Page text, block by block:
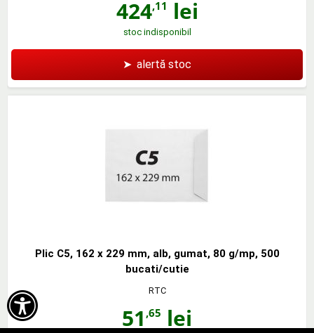

424,11 lei
stoc indisponibil
➤ alertă stoc
Plic C5, 162 x 229 mm, alb, gumat, 80 g/mp, 500
bucati/cutie
RTC
51 ,65 lei